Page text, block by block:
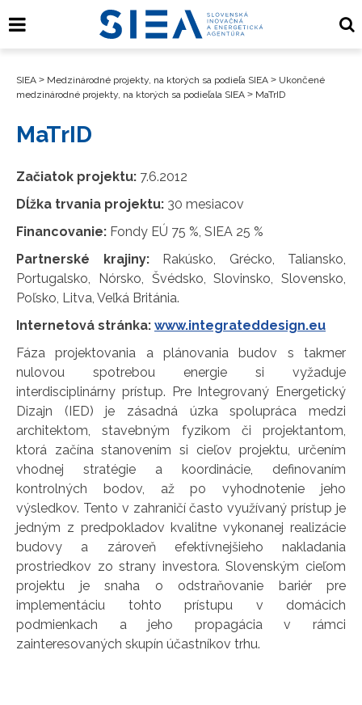
SIEA > Medzinárodné projekty, na ktorých sa podieľa SIEA > Ukončené
medzinárodné projekty, na ktorých sa podieľala SIEA > MaTrID
MaTrID
Začiatok projektu: 7.6.2012
Dĺžka trvania projektu: 30 mesiacov
Financovanie: Fondy EÚ 75 %, SIEA 25 %
Partnerské krajiny:Rakúsko, Grécko, Taliansko,
Portugalsko, Nórsko, Švédsko, Slovinsko, Slovensko,
Poľsko, Litva, Veľká Británia.
Internetová stránka: www.integrateddesign.eu
Fáza projektovania a plánovania budov s takmer
nulovou spotrebou energie si vyžaduje
interdisciplinárny prístup. Pre Integrovaný Energetický
Dizajn (IED) je zásadná úzka spolupráca medzi
architektom, stavebným fyzikom či projektantom,
ktorá začína stanovením si cieľov projektu, určením
vhodnej stratégie a koordinácie, definovaním
kontrolných bodov, až po vyhodnotenie jeho
výsledkov. Tento v zahraničí často využívaný prístup je
jedným z predpokladov kvalitne vykonanej realizácie
budovy a zároveň efektívnejšieho nakladania
prostriedkov zo strany investora. Slovenským cieľom
projektu je snaha o odstraňovanie bariér pre
implementáciu tohto prístupu v domácich
podmienkach a jeho propagácia v rámci
zainteresovaných skupín účastníkov trhu.